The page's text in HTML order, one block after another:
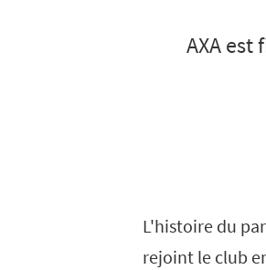
AXA
L'histoire du
rejoint le club